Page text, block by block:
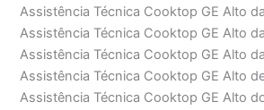
Assistência Técnica Cooktop GE Alto
Assistência Técnica Cooktop GE Alto
Assistência Técnica Cooktop GE Alto
Assistência Técnica Cooktop GE Alto
Assistência Técnica Cooktop GE Alto